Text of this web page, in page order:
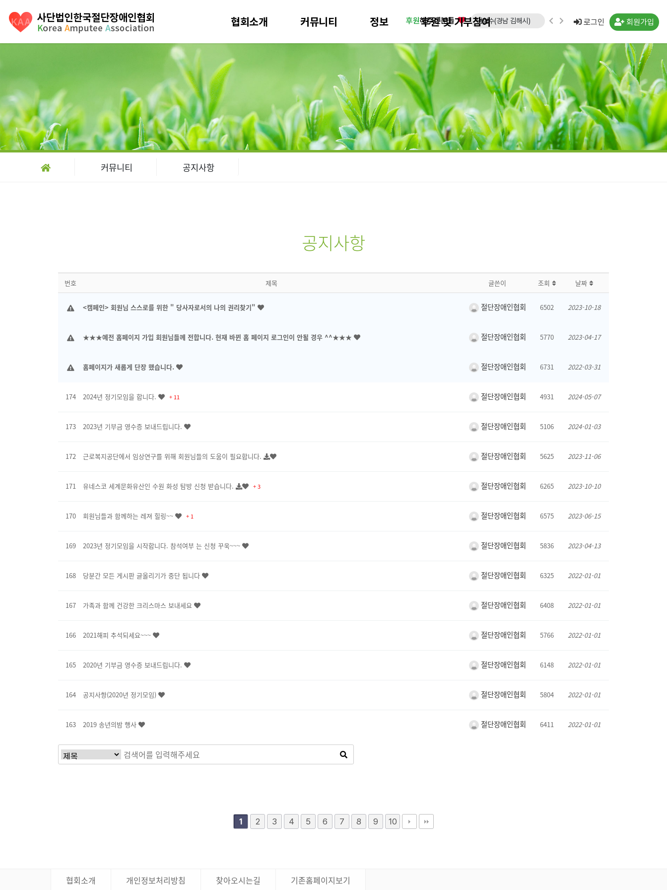
후원해주신분들
임형수(경남 김해시)
노창래(경기 화성시)
김수연(경기 수원시)
강운규(경기 수원시)
신선일(경기 수원시)
임종국(경기 화성시)
류민우(경남 양산시)
박경희
로그인 회원가입
협회소개 커뮤니티 정보 후원 및 기부참여
커뮤니티 공지사항
공지사항
번호 제목 글쓴이 조회 날짜
<캠페인> 회원님 스스로를 위한 " 당사자로서의 나의 권리찾기" 절단장애인협회 6502 2023-10-18
★★★예전 홈페이지 가입 회원님들께 전합니다. 현재 바뀐 홈 페이지 로그인이 안될 경우 ^^★★★ 절단장애인협회 5770 2023-04-17
홈페이지가 새롭게 단장 했습니다. 절단장애인협회 6731 2022-03-31
174 2024년 정기모임을 합니다. + 11 절단장애인협회 4931 2024-05-07
173 2023년 기부금 영수증 보내드립니다. 절단장애인협회 5106 2024-01-03
172 근로복지공단에서 임상연구를 위해 회원님들의 도움이 필요합니다. 절단장애인협회 5625 2023-11-06
171 유네스코 세계문화유산인 수원 화성 탐방 신청 받습니다. + 3 절단장애인협회 6265 2023-10-10
170 회원님들과 함께하는 레져 힐링~~ + 1 절단장애인협회 6575 2023-06-15
169 2023년 정기모임을 시작합니다. 참석여부 는 신청 꾸욱~~~ 절단장애인협회 5836 2023-04-13
168 당분간 모든 게시판 글올리기가 중단 됩니다 절단장애인협회 6325 2022-01-01
167 가족과 함께 건강한 크리스마스 보내세요 절단장애인협회 6408 2022-01-01
166 2021해피 추석되세요~~~ 절단장애인협회 5766 2022-01-01
165 2020년 기부금 영수증 보내드립니다. 절단장애인협회 6148 2022-01-01
164 공지사항(2020년 정기모임) 절단장애인협회 5804 2022-01-01
163 2019 송년의밤 행사 절단장애인협회 6411 2022-01-01
1 2 3 4 5 6 7 8 9 10
협회소개 개인정보처리방침 찾아오시는길 기존홈페이지보기